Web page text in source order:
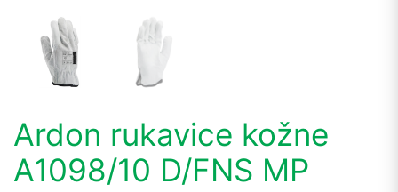
Ardon rukavice kožne
A1098/10 D/FNS MP